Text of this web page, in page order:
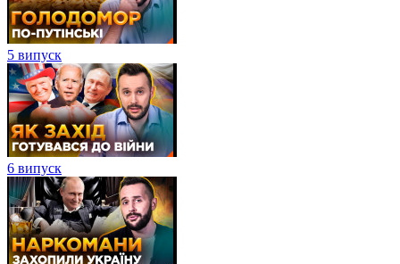
5 випуск
6 випуск